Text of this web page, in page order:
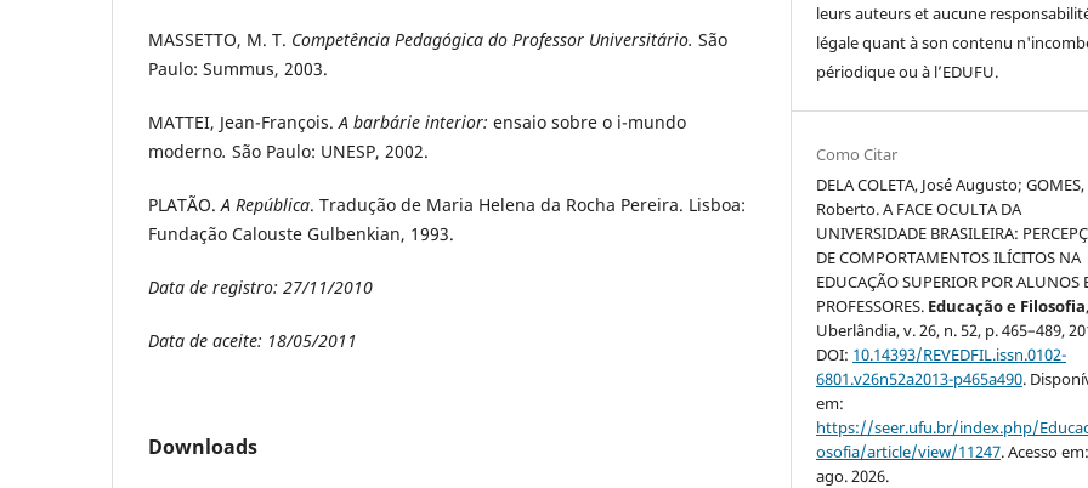
MASSETTO, M. T. Competência Pedagógica do Professor Universitário. São
Paulo: Summus, 2003.
MATTEI, Jean-François.A barbárie interior: ensaio sobre o i-mundo
moderno. São Paulo: UNESP, 2002.
PLATÃO.A República. Tradução de Maria Helena da Rocha Pereira. Lisboa:
Fundação Calouste Gulbenkian, 1993.
Data de registro: 27/11/2010
Data de aceite: 18/05/2011
Downloads
leurs auteurs et aucune
légale quant à son contenu
périodique ou à l’EDUFU.
Como Citar
DELA COLETA, José Augusto;
Roberto. A FACE OCULTA DA
UNIVERSIDADE BRASILEIRA:
DE COMPORTAMENTOS ILÍCITOS NA
EDUCAÇÃO SUPERIOR POR ALUNOS
PROFESSORES. Educação e Filosofia,
Uberlândia, v. 26, n. 52, p. 465–489,
DOI: 10.14393/REVEDFIL.issn.0102-
6801.v26n52a2013-p465a490.
em:
https://seer.ufu.br/index.php/
osofia/article/view/11247. Acesso
ago. 2026.